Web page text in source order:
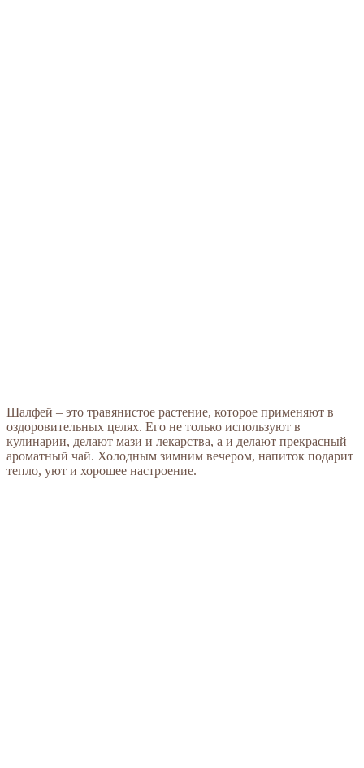
Шалфей – это травянистое растение, которое применяют в
оздоровительных целях. Его не только используют в
кулинарии, делают мази и лекарства, а и делают прекрасный
ароматный чай. Холодным зимним вечером, напиток подарит
тепло, уют и хорошее настроение.